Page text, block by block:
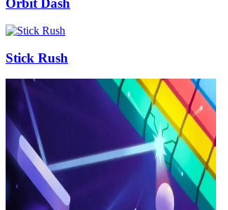
Orbit Dash
Stick Rush